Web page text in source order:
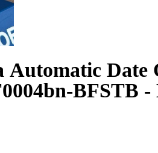
Automatic Date
BFSTB